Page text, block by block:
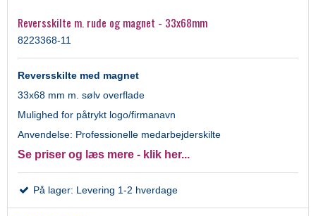
Reversskilte m. rude og magnet - 33x68mm
8223368-11
Reversskilte med magnet
33x68 mm m. sølv overflade
Mulighed for påtrykt logo/firmanavn
Anvendelse: Professionelle medarbejderskilte
Se priser og læs mere - klik her...
På lager: Levering 1-2 hverdage